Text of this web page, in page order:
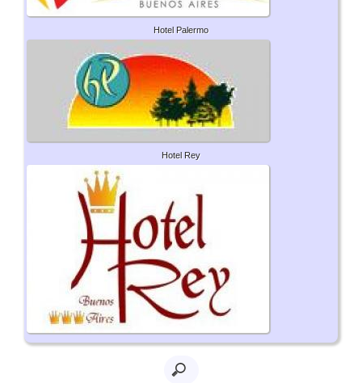
Hotel Palermo
Hotel Rey